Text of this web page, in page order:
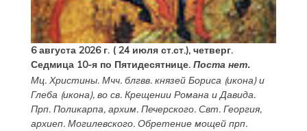
6 августа 2026 г. ( 24 июля ст.ст.), четверг.
Седмица 10-я по Пятидесятнице. Поста нет.
Мц. Христины. Мчч. блгвв. князей Бориса(икона) и
Глеба(икона), во св. Крещении Романа и Давида.
Прп. Поликарпа, архим. Печерского. Свт. Георгия,
архиеп. Могилевского. Обретение мощей прп.